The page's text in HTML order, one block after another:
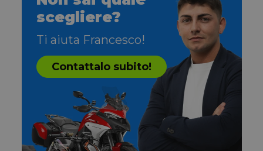
scegliere?
Ti aiuta Francesco!
Contattalo subito!